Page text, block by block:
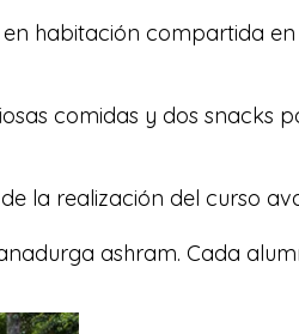
habitación compartida
comidas y dos snacks
la realización del curso
ashram. Cada